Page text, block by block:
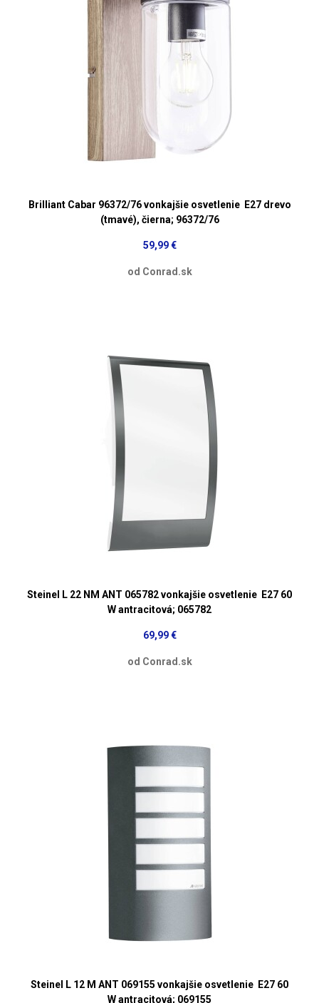
Brilliant Cabar 96372/76 vonkajšie osvetlenie E27 drevo
(tmavé), čierna; 96372/76
59,99 €
od Conrad.sk
Steinel L 22 NM ANT 065782 vonkajšie osvetlenie E27 60
W antracitová; 065782
69,99 €
od Conrad.sk
Steinel L 12 M ANT 069155 vonkajšie osvetlenie E27 60
W antracitová; 069155